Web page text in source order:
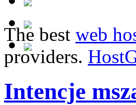
The best web
providers.
Intencje